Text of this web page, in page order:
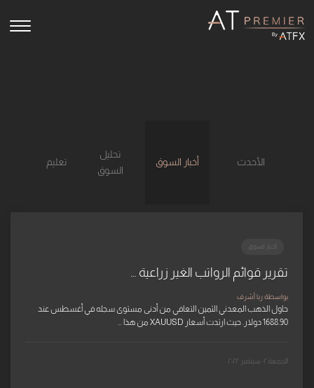
الأحدث أخبار السوق
تحليل
السوق
تعليم
أخبار السوق
تقرير قوائم الرواتب الغير زراعية …
بواسطة ربا أشرف
حاول الذهب المعدني الثمين التعافي من أدنى مستوى سجله في أغسطس عند
1688.90 دولار. حيث ارتدت أسعار XAUUSD من هذا …
الجمعة ٠٢ سبتمبر ٢٠٢٢